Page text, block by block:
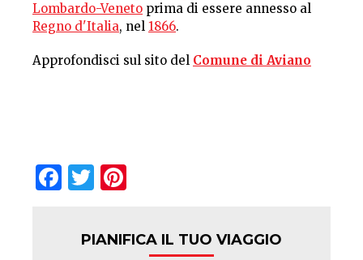
Lombardo-Veneto prima di essere annesso al
Regno d'Italia, nel 1866.
Approfondisci sul sito del Comune di Aviano
Facebook
Twitter
PIANIFICA IL TUO VIAGGIO